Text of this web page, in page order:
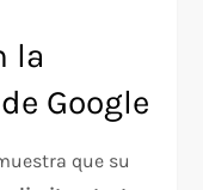
la
Google
que su